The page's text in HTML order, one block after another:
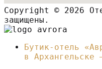
Copyright © 2026
защищены.
Бутик-отель
в Архангельске